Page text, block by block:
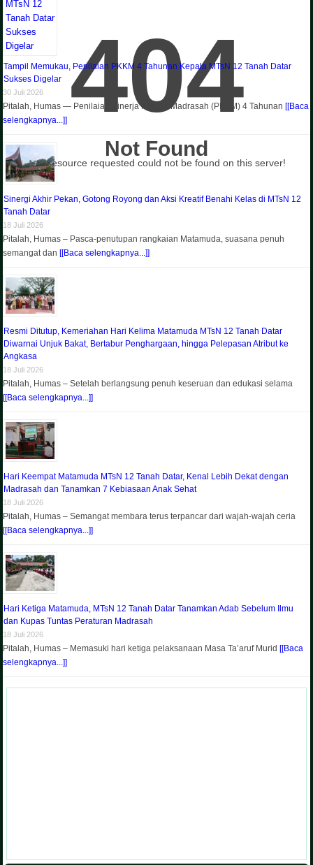
Tampil Memukau, Penilaian PKKM 4 Tahunan Kepala MTsN 12 Tanah Datar
Sukses Digelar
30 Juli 2026
Pitalah, Humas — Penilaian Kinerja Kepala Madrasah (PKKM) 4 Tahunan [[Baca
selengkapnya...]]
Sinergi Akhir Pekan, Gotong Royong dan Aksi Kreatif Benahi Kelas di MTsN 12
Tanah Datar
18 Juli 2026
Pitalah, Humas – Pasca-penutupan rangkaian Matamuda, suasana penuh
semangat dan[[Baca selengkapnya...]]
Resmi Ditutup, Kemeriahan Hari Kelima Matamuda MTsN 12 Tanah Datar
Diwarnai Unjuk Bakat, Bertabur Penghargaan, hingga Pelepasan Atribut ke
Angkasa
18 Juli 2026
Pitalah, Humas – Setelah berlangsung penuh keseruan dan edukasi selama
[[Baca selengkapnya...]]
Hari Keempat Matamuda MTsN 12 Tanah Datar, Kenal Lebih Dekat dengan
Madrasah dan Tanamkan 7 Kebiasaan Anak Sehat
18 Juli 2026
Pitalah, Humas – Semangat membara terus terpancar dari wajah-wajah ceria
[[Baca selengkapnya...]]
Hari Ketiga Matamuda, MTsN 12 Tanah Datar Tanamkan Adab Sebelum Ilmu
dan Kupas Tuntas Peraturan Madrasah
18 Juli 2026
Pitalah, Humas – Memasuki hari ketiga pelaksanaan Masa Ta’aruf Murid [[Baca
selengkapnya...]]
404
Not Found
The resource requested could not be found on this server!